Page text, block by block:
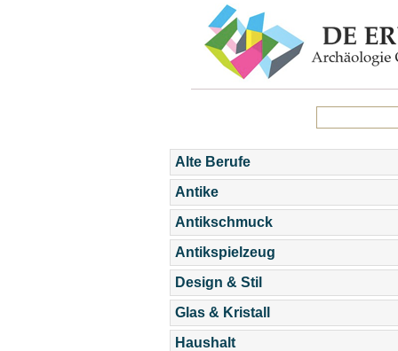
Alte Berufe
Antike
Antikschmuck
Antikspielzeug
Design & Stil
Glas & Kristall
Haushalt